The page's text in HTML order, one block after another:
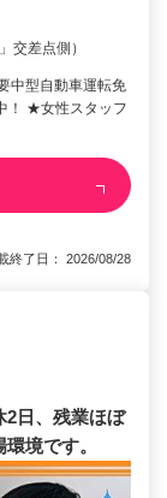
交差点側）
中型自動車運転免
！ ★女性スタッフ
了日： 2026/08/28
2日、残業ほぼ
境です。